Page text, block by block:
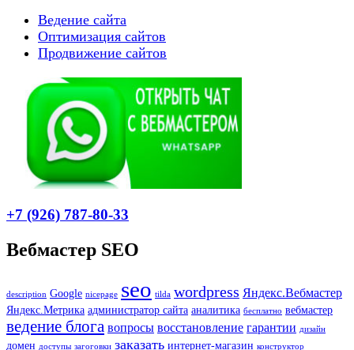
Ведение сайта
Оптимизация сайтов
Продвижение сайтов
+7 (926) 787-80-33
Вебмастер SEO
description Google nicepage seo tilda wordpress Яндекс.Вебмастер
Яндекс.Метрика администратор сайта аналитика бесплатно вебмастер
ведение блога вопросы восстановление гарантии дизайн
домен доступы загоговки заказать интернет-магазин конструктор